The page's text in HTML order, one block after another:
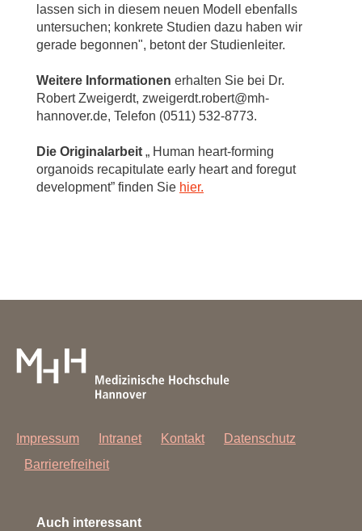
lassen sich in diesem neuen Modell ebenfalls
untersuchen; konkrete Studien dazu haben wir
gerade begonnen", betont der Studienleiter.
Weitere Informationen erhalten Sie bei Dr.
Robert Zweigerdt, zweigerdt.robert@mh-
hannover.de, Telefon (0511) 532-8773.
Die Originalarbeit „ Human heart-forming
organoids recapitulate early heart and foregut
development” finden Sie hier.
Impressum Intranet Kontakt
Datenschutz
Barrierefreiheit
Auch interessant